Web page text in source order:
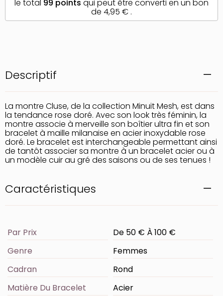
Descriptif
La montre Cluse, de la collection Minuit Mesh, est dans
la tendance rose doré. Avec son look très féminin, la
montre associe à merveille son boîtier ultra fin et son
bracelet à maille milanaise en acier inoxydable rose
doré. Le bracelet est interchangeable permettant ainsi
de tantôt associer sa montre à un bracelet acier ou à
un modèle cuir au gré des saisons ou de ses tenues !
Caractéristiques
Par Prix
De 50 € À 100 €
Genre
Femmes
Cadran
Rond
Matière Du Bracelet
Acier
le total 99 points qui peut être converti en un bon
de 4,95 € .